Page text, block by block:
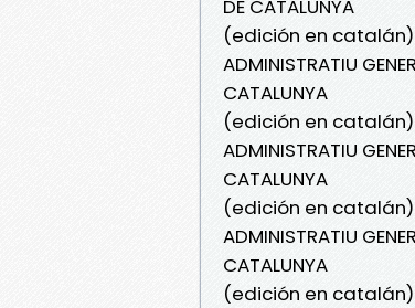
DE CATALUNYA
(edición en catalán)
ADMINISTRATIU
CATALUNYA
(edición en catalán)
ADMINISTRATIU
CATALUNYA
(edición en catalán)
ADMINISTRATIU
CATALUNYA
(edición en